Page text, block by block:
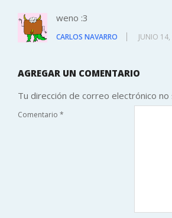
weno :3
CARLOS NAVARRO JUNIO 14,
AGREGAR UN COMENTARIO
Tu dirección de correo electrónico no
Comentario *